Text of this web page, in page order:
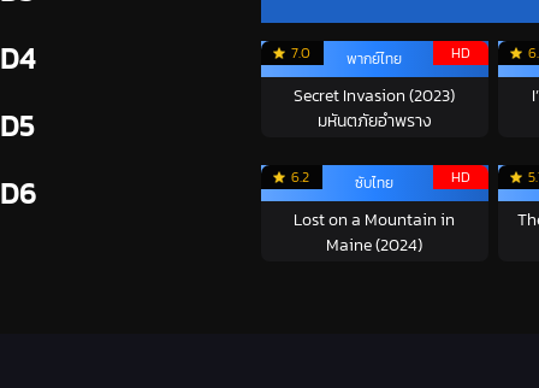
D4
D5
D6
7.0 HD
พากย์ไทย
Secret Invasion (2023)
มหันตภัยอำพราง
6.2 HD
ซับไทย
Lost on a Mountain in
Maine (2024)